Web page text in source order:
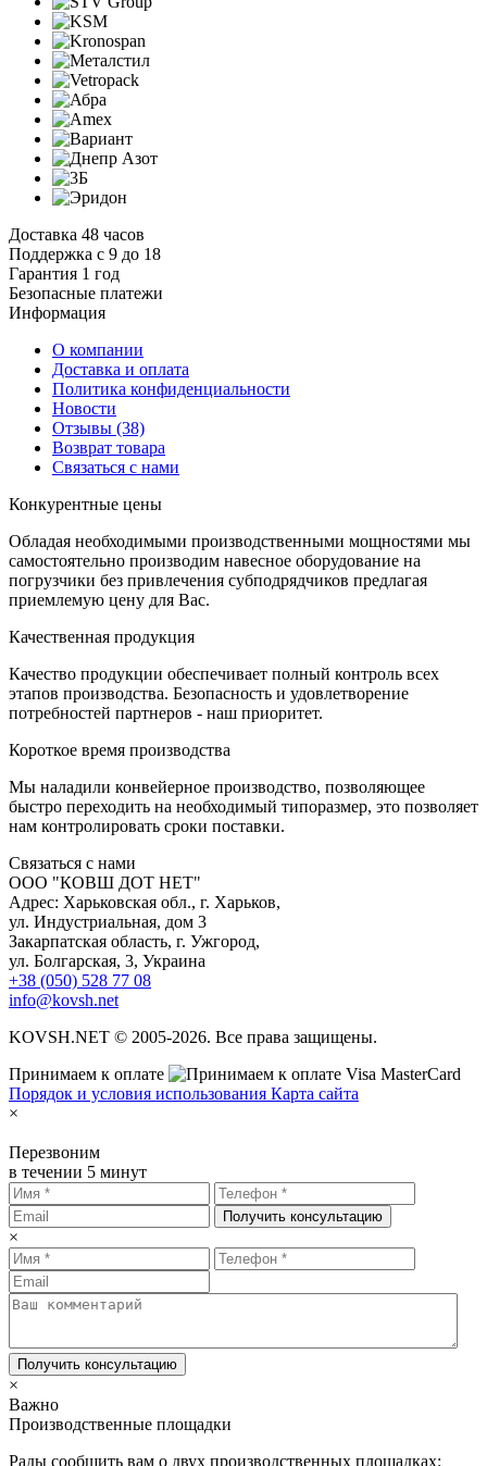
Доставка 48 часов
Поддержка с 9 до 18
Гарантия 1 год
Безопасные платежи
Информация
О компании
Доставка и оплата
Политика конфиденциальности
Новости
Отзывы (38)
Возврат товара
Связаться с нами
Конкурентные цены
Обладая необходимыми производственными мощностями мы
самостоятельно производим навесное оборудование на
погрузчики без привлечения субподрядчиков предлагая
приемлемую цену для Вас.
Качественная продукция
Качество продукции обеспечивает полный контроль всех
этапов производства. Безопасность и удовлетворение
потребностей партнеров - наш приоритет.
Короткое время производства
Мы наладили конвейерное производство, позволяющее
быстро переходить на необходимый типоразмер, это позволяет
нам контролировать сроки поставки.
Связаться с нами
ООО "КОВШ ДОТ НЕТ"
Адрес: Харьковская обл., г. Харьков,
ул. Индустриальная, дом 3
Закарпатская область, г. Ужгород,
ул. Болгарская, 3, Украина
+38 (050) 528 77 08
info@kovsh.net
KOVSH.NET © 2005-2026. Все права защищены.
Принимаем к оплате
Порядок и условия использования Карта сайта
×
Перезвоним
в течении 5 минут
Получить консультацию
×
Получить консультацию
×
Важно
Производственные площадки
Рады сообщить вам о двух производственных площадках: